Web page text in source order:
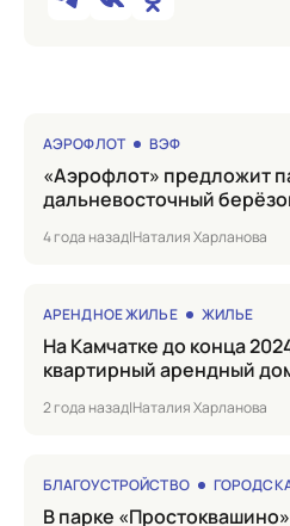
АЭРОФЛОТ ВЭФ
«Аэрофлот» предложит пассажирам
дальневосточный
4 года назад|Наталия Харланова
АРЕНДНОЕ ЖИЛЬЕ ЖИЛЬЕ
на Камчатке до конца 2024 года сдадут 80-
квартирный арендный
2 года назад|Наталия Харланова
БЛАГОУСТРОЙСТВО
в парке «Простоквашино» в Елизове